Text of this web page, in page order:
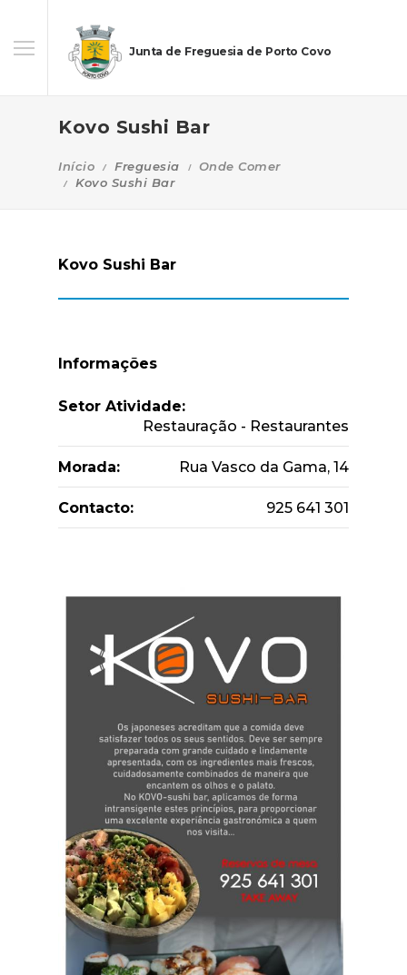
Junta de Freguesia de Porto Covo
Kovo Sushi Bar
Início Freguesia
Onde Comer
Kovo Sushi Bar
Kovo Sushi Bar
Informações
Setor Atividade:
Restauração - Restaurantes
Morada: Rua Vasco da Gama, 14
Contacto: 925 641 301